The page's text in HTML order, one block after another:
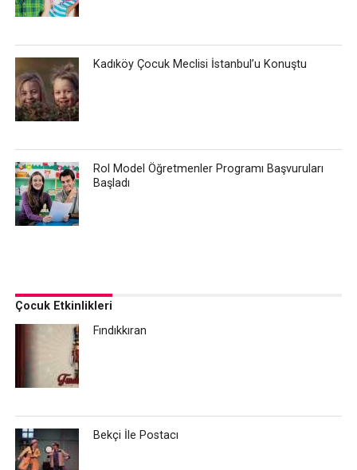
Kadıköy Çocuk Meclisi İstanbul’u Konuştu
Rol Model Öğretmenler Programı Başvuruları
Başladı
Çocuk Etkinlikleri
Fındıkkıran
Bekçi İle Postacı